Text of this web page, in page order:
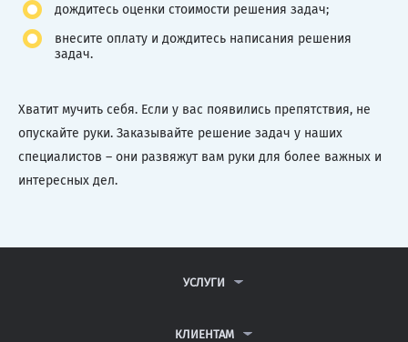
дождитесь оценки стоимости решения задач;
внесите оплату и дождитесь написания решения
задач.
Хватит мучить себя. Если у вас появились препятствия, не
опускайте руки. Заказывайте решение задач у наших
специалистов – они развяжут вам руки для более важных и
интересных дел.
УСЛУГИ
ДИПЛОМНЫЕ РАБОТЫ
КЛИЕНТАМ